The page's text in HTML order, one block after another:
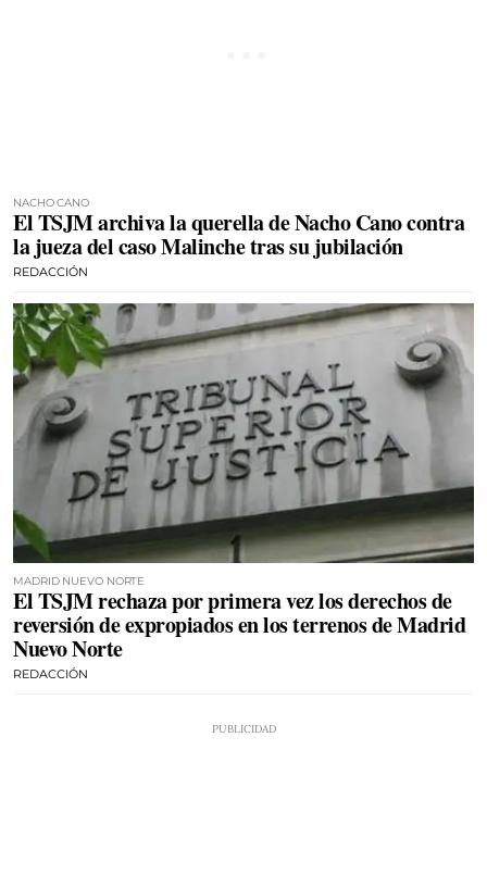
NACHO CANO
El TSJM archiva la querella de Nacho Cano contra
la jueza del caso Malinche tras su jubilación
REDACCIÓN
MADRID NUEVO NORTE
El TSJM rechaza por primera vez los derechos de
reversión de expropiados en los terrenos de Madrid
Nuevo Norte
REDACCIÓN